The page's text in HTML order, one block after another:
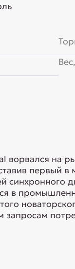
ворвался на
первый в
синхронного
в
запросам